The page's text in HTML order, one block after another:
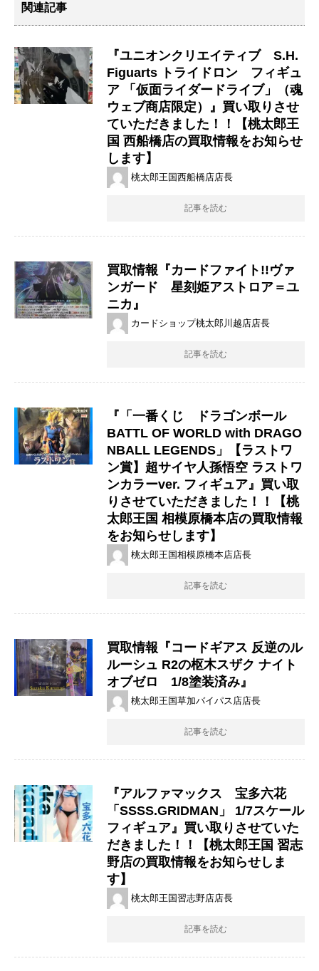
関連記事
『ユニオンクリエイティブ S.H.
Figuarts ​トライドロン フィギュ
ア ​「仮面ライダードライブ」（​魂
ウェブ商店限定）』買い取りさせ
ていただきました！！【桃太郎王
国 西船橋店の買取情報をお知らせ
します】
桃太郎王国西船橋店店長
記事を読む
買取情報『カードファイト!!ヴァ
ンガード 星刻姫アストロア＝ユ
ニカ』
カードショップ桃太郎川越店店長
記事を読む
『「一番くじ ドラゴンボール
BATTL ​OF ​WORLD ​with ​DRAGO
NBALL ​LEGENDS」【ラストワ
ン賞】超サイヤ人孫悟空 ラストワ
ンカラーver. フィギュア』買い取
りさせていただきました！！【桃
太郎王国 相模原橋本店の買取情報
をお知らせします】
桃太郎王国相模原橋本店店長
記事を読む
買取情報『コードギアス ​反逆のル
ルーシュ ​R2の枢木スザク ​ナイト
オブゼロ 1/8塗装済み』
桃太郎王国草加バイパス店店長
記事を読む
『アルファマックス 宝多六花 ​
「SSSS.GRIDMAN」 ​1/7スケール
フィギュア』買い取りさせていた
だきました！！【桃太郎王国 習志
野店の買取情報をお知らせしま
す】
桃太郎王国習志野店店長
記事を読む